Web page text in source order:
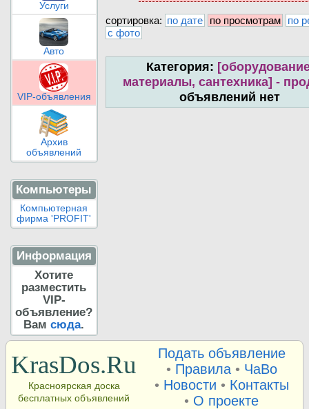
Услуги
Авто
VIP-объявления
Архив
объявлений
Компьютеры
Компьютерная
фирма 'PROFIT'
Информация
Хотите
разместить
VIP-
объявление?
Вамсюда.
сортировка: по дате по просмотрам
по
с фото
Категория:
материалы, сантехника] -
объявлений нет
KrasDos.Ru
Красноярская доска
бесплатных объявлений
Подать объявление
• Правила• ЧаВо
• Новости • Контакты
• О проекте